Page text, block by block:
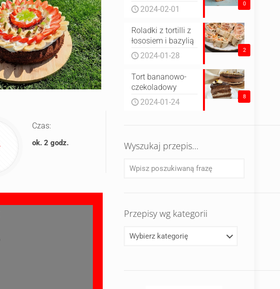
Czas:
ok. 2 godz.
0
2024-02-01
2
Roladki z tortilli z
łososiem i bazylią
2024-01-28
8
Tort bananowo-
czekoladowy
2024-01-24
Wyszukaj przepis…
Przepisy wg kategorii